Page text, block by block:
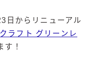
日からリニューアル
ラフト グリーンレ
！